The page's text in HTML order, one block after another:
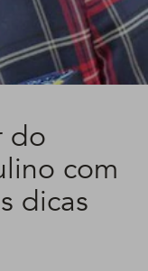
do
com
dicas